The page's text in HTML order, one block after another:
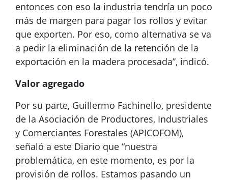
entonces con eso la industria tendría un poco
más de margen para pagar los rollos y evitar
que exporten. Por eso, como alternativa se va
a pedir la eliminación de la retención de la
exportación en la madera procesada”, indicó.
Valor agregado
Por su parte, Guillermo Fachinello, presidente
de la Asociación de Productores, Industriales
y Comerciantes Forestales (APICOFOM),
señaló a este Diario que “nuestra
problemática, en este momento, es por la
provisión de rollos. Estamos pasando un